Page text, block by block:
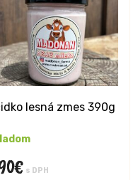
lesná zmes 390g
€ s DPH